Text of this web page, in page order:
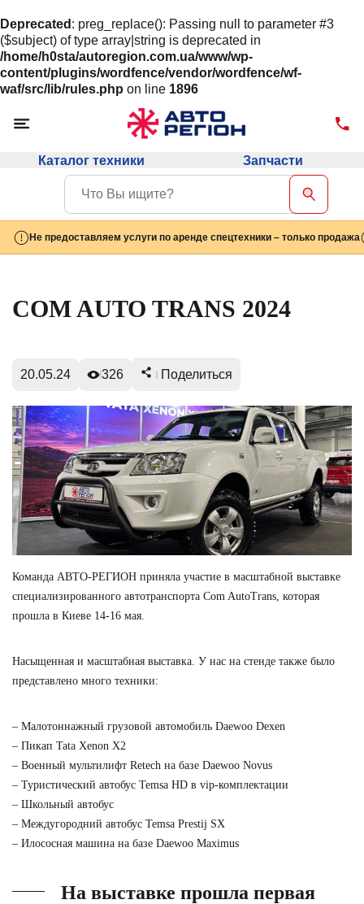
Deprecated : preg_replace(): Passing null to parameter #3
($subject) of type array|string is deprecated in
/home/h0sta/autoregion.com.ua/www/wp-
content/plugins/wordfence/vendor/wordfence/wf-
waf/src/lib/rules.php on line 1896
Каталог техники Запчасти
Не предоставляем услуги по аренде спецтехники – только продажа
COM AUTO TRANS 2024
20.05.24 326 Поделиться
Команда АВТО-РЕГИОН приняла участие в масштабной выставке
специализированного автотранспорта Com AutoTrans, которая
прошла в Киеве 14-16 мая.
Насыщенная и масштабная выставка. У нас на стенде также было
представлено много техники:
– Малотоннажный грузовой автомобиль Daewoo Dexen
– Пикап Tata Xenon X2
– Военный мультилифт Retech на базе Daewoo Novus
– Туристический автобус Temsa HD в vip-комплектации
– Школьный автобус
– Междугородний автобус Temsa Prestij SX
– Илососная машина на базе Daewoo Maximus
На выставке прошла первая